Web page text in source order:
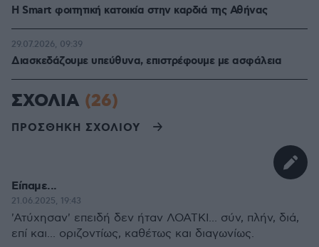
Η Smart φοιτητική κατοικία στην καρδιά της Αθήνας
Διασκεδάζουμε υπεύθυνα, επιστρέφουμε με ασφάλεια
29.07.2026, 09:39
ΣΧΟΛΙΑ (26)
ΠΡΟΣΘΗΚΗ ΣΧΟΛΙΟΥ
Είπαμε...
21.06.2025, 19:43
'Ατύχησαν' επειδή δεν ήταν ΛΟΑΤΚΙ... σύν, πλήν, διά,
επί και... οριζοντίως, καθέτως και διαγωνίως.